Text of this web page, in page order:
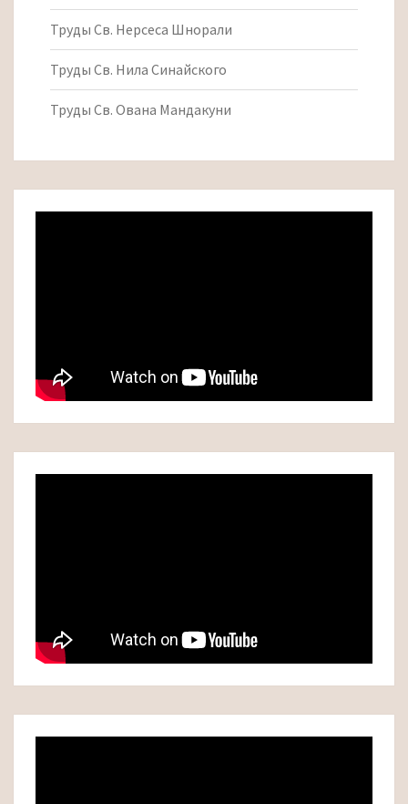
Труды Св. Нерсеса Шнорали
Труды Св. Нила Синайского
Труды Св. Ована Мандакуни